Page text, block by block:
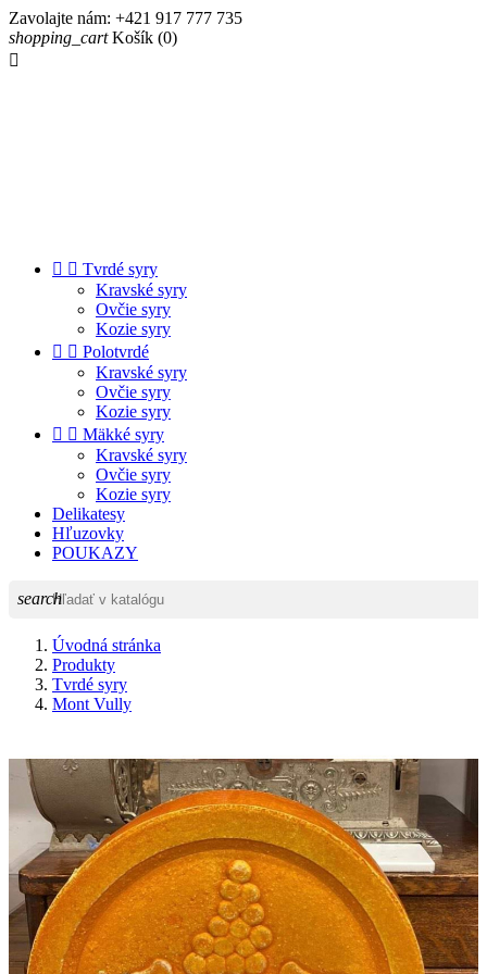
Zavolajte nám: +421 917 777 735
shopping_cart Košík (0)

  Tvrdé syry
Kravské syry
Ovčie syry
Kozie syry
  Polotvrdé
Kravské syry
Ovčie syry
Kozie syry
  Mäkké syry
Kravské syry
Ovčie syry
Kozie syry
Delikatesy
Hľuzovky
POUKAZY
search
Úvodná stránka
Produkty
Tvrdé syry
Mont Vully